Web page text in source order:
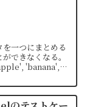
一つにまとめる
できなくなる。
'banana',